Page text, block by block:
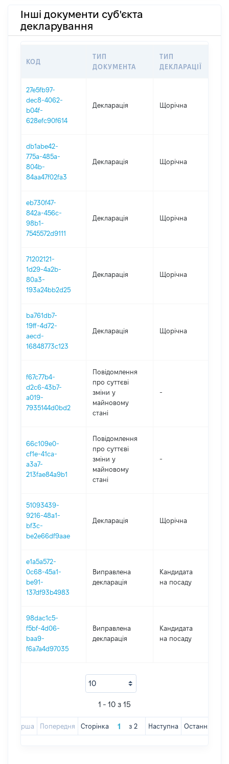
Інші документи суб'єкта
декларування
КОД
ТИП
ДОКУМЕНТА
ТИП
ДЕКЛАРАЦІЇ
27e5fb97-
dec8-4062-
b04f-
628efc90f614
Декларація Щорічна
db1abe42-
775a-485a-
804b-
84aa47f02fa3
Декларація Щорічна
eb730f47-
842a-456c-
98b1-
7545572d9111
Декларація Щорічна
71202121-
1d29-4a2b-
80a3-
193a24bb2d25
Декларація Щорічна
ba761db7-
19ff-4d72-
aecd-
16848773c123
Декларація Щорічна
f67c77b4-
d2c6-43b7-
a019-
7935144d0bd2
Повідомлення
про суттєві
зміни y
майновому
стані
-
66c109e0-
cf1e-41ca-
a3a7-
213fae84a9b1
Повідомлення
про суттєві
зміни y
майновому
стані
-
51093439-
9216-48a1-
bf3c-
be2e66df9aae
Декларація Щорічна
e1a5a572-
0c68-45a1-
be91-
137df93b4983
Виправлена
декларація
Кандидата
на посаду
98dac1c5-
f5bf-4d06-
baa9-
f6a7a4d97035
Виправлена
декларація
Кандидата
на посаду
1 - 10 з 15
Перша Попередня Сторінка з 2 Наступна Остання